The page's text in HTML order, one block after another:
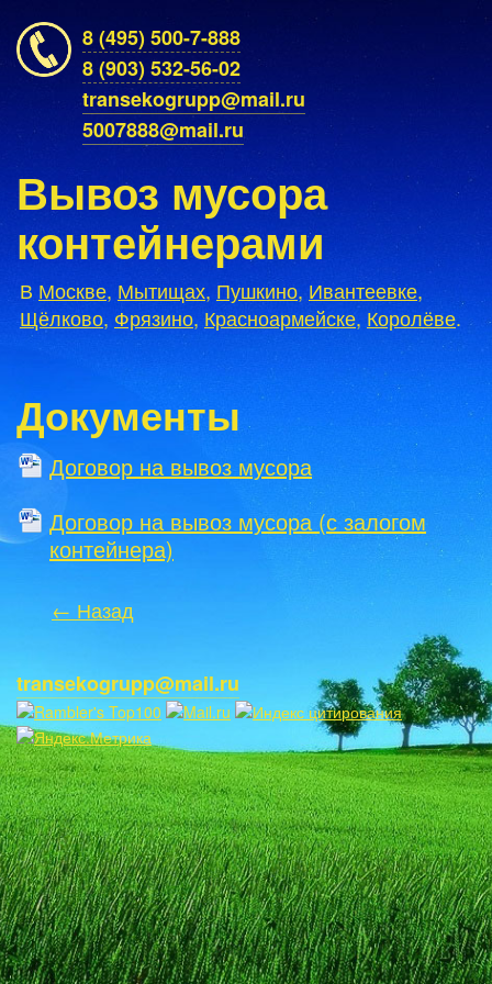
8 (495) 500-7-888
8 (903) 532-56-02
transekogrupp@mail.ru
5007888@mail.ru
Вывоз мусора
контейнерами
В Москве, Мытищах, Пушкино, Ивантеевке,
Щёлково, Фрязино, Красноармейске, Королёве.
Документы
Договор на вывоз мусора
Договор на вывоз мусора (с залогом
контейнера)
← Назад
transekogrupp@mail.ru